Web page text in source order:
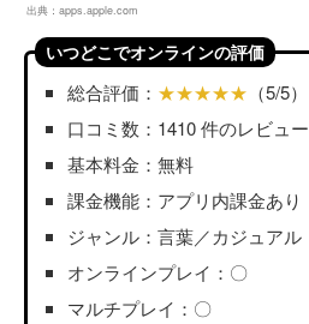
出典： apps.apple.com
いつどこでオンラインの評価
総合評価： ★★★★★ （5/5）
口コミ数：1410 件のレビュー
基本料金：無料
課金機能：アプリ内課金あり
ジャンル：言葉／カジュアル
オンラインプレイ：〇
マルチプレイ：〇